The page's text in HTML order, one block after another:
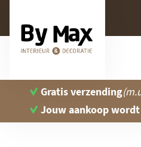
Gratis verzending
Jouw aankoop